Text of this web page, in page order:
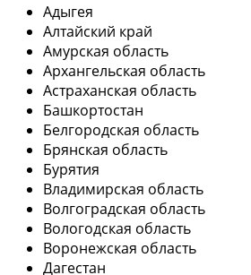
Адыгея
Алтайский край
Амурская область
Архангельская область
Астраханская область
Башкортостан
Белгородская область
Брянская область
Бурятия
Владимирская область
Волгоградская область
Вологодская область
Воронежская область
Дагестан